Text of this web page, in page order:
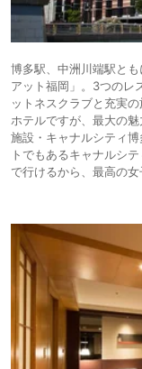
博多駅、中洲川端駅と
アット福岡」。3つのレ
ットネスクラブと充実
ホテルですが、最大の
施設・キャナルシティ
トでもあるキャナルシ
で行けるから、最高の女